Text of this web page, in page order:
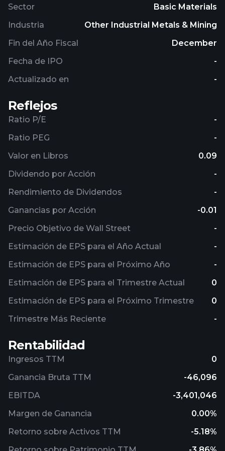
Sector
Basic Materials
Industria
Other Industrial Metals & Mining
Fin del Año Fiscal
December
Fecha de IPO
-
Actualizado en
-
Reflejos
Ratio P/E
-
Ratio PEG
-
Valor en Libros
0.09
Dividendo por Acción
-
Rendimiento de Dividendos
-
Ganancias por Acción
-0.01
Precio Objetivo de Wall Street
-
Estimación de EPS para el Año Actual
-
Estimación de EPS para el Próximo Año
-
Estimación de EPS para el Trimestre Actual
0
Estimación de EPS para el Próximo Trimestre
0
Trimestre Más Reciente
-
Rentabilidad
Ingresos TTM
0
Ganancia Bruta TTM
-46,096
EBITDA
-3,401,046
Margen de Ganancia
0.00%
Retorno sobre Activos TTM
-5.18%